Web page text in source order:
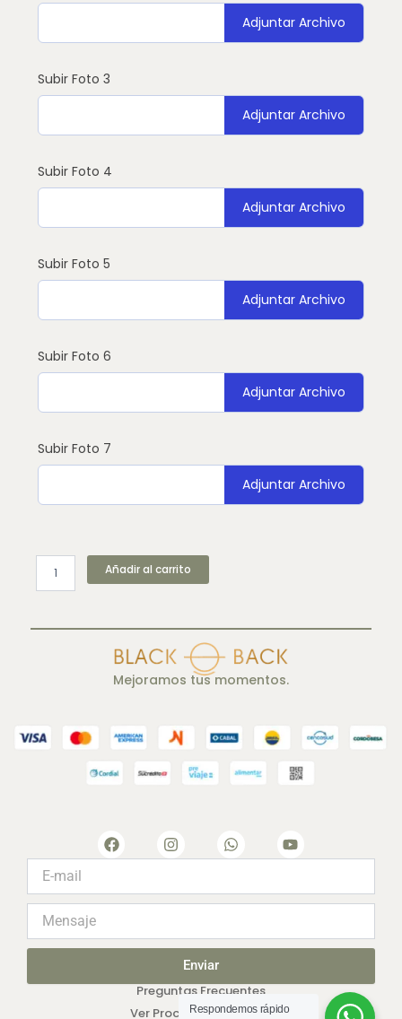
Adjuntar Archivo
Subir Foto 3
Adjuntar Archivo
Subir Foto 4
Adjuntar Archivo
Subir Foto 5
Adjuntar Archivo
Subir Foto 6
Adjuntar Archivo
Subir Foto 7
Adjuntar Archivo
Añadir al carrito
Mejoramos tus momentos.
Enviar
Preguntas Frecuentes
Ver Proceso de Compra
F
a
b
k
I
n
a
a
m
W
h
s
p
Y
o
u
Respondemos rápido